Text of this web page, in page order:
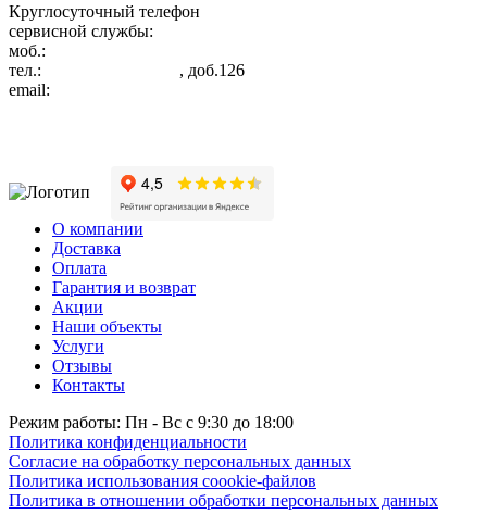
Круглосуточный телефон
сервисной службы:
моб.:
тел.:
, доб.126
email:
О компании
Доставка
Оплата
Гарантия и возврат
Акции
Наши объекты
Услуги
Отзывы
Контакты
Режим работы: Пн - Вс с 9:30 до 18:00
Политика конфиденциальности
Согласие на обработку персональных данных
Политика использования coookie-файлов
Политика в отношении обработки персональных данных